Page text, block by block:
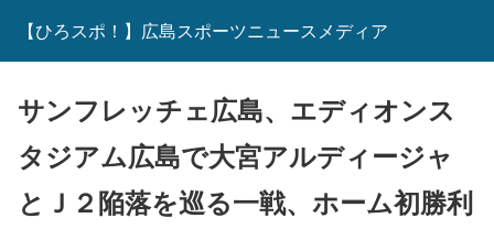
【ひろスポ！】広島スポーツニュースメディア
サンフレッチェ広島、エディオンス
タジアム広島で大宮アルディージャ
とＪ２陥落を巡る一戦、ホーム初勝利